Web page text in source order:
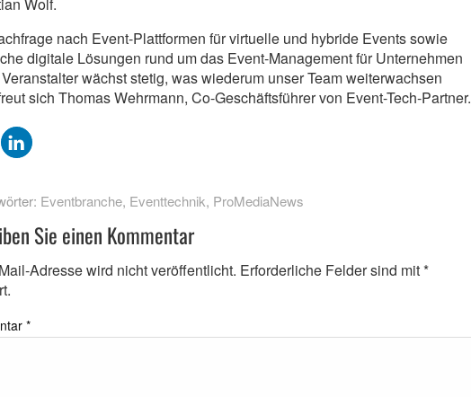
nach Event-Plattformen für virtuelle und hybride Events sowie
digitale Lösungen rund um das Event-Management für Unternehmen
wächst stetig, was wiederum unser Team weiterwachsen
sich Thomas Wehrmann, Co-Geschäftsführer von Event-Tech-Partner.
Eventbranche, Eventtechnik, ProMediaNews
Sie einen Kommentar
Adresse wird nicht veröffentlicht. Erforderliche Felder sind mit*
*